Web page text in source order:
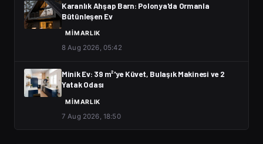
Karanlık Ahşap Barn: Polonya'da Ormanla
Bütünleşen Ev
MIMARLIK
8 Aug 2026, 05:42
Minik Ev: 39 m²'ye Küvet, Bulaşık Makinesi ve 2
Yatak Odası
MIMARLIK
7 Aug 2026, 18:50